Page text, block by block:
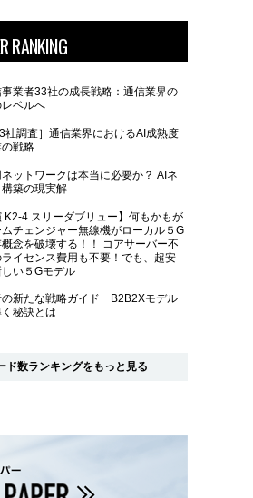
RANKING
業者33社の成長戦略：通信業界の
ベルへ
社調査］通信業界におけるAI成熟度
の戦略
ットワークは本当に必要か？ AIネ
築の現実解
K2-4 スリーダブリュー】何もかもが
チェンジャー無線機がローカル５G
念を破壊する！！ コアサーバー不
イセンス費用も不要！でも、超安
い５Gモデル
の新たな戦略ガイド B2B2Xモデル
秘訣とは
ド数ランキングをもっと見る